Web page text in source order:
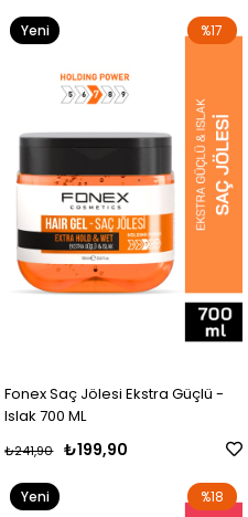
Fonex Saç Jölesi Ekstra Güçlü -
Islak 700 ML
₺199,90
₺241,90
%17
Yeni
%18
Yeni